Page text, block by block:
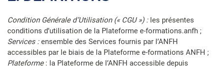
Condition Générale d’Utilisation (« CGU ») :les présentes
conditions d’utilisation de la Plateforme e-formations.anfh ;
Services :ensemble des Services fournis par l’ANFH
accessibles par le biais de la Plateforme e-formations ANFH ;
Plateforme : la Plateforme de l’ANFH accessible depuis